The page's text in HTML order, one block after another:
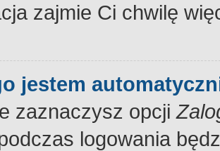
zajmie Ci chwilę
jestem
zaznaczysz opcji
logowania